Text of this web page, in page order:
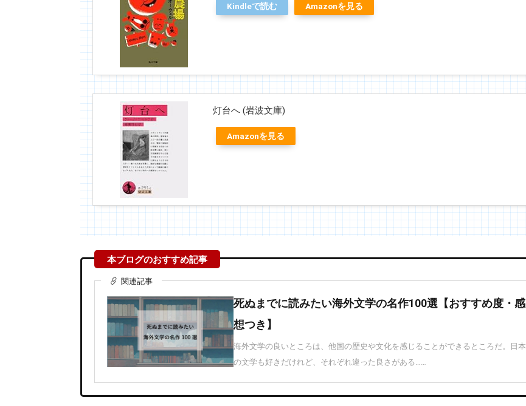
Kindleで読む Amazonを見る
灯台へ (岩波文庫)
Amazonを見る
関連記事
死ぬまでに読みたい海外文学の名作100選【おすすめ度・感
想つき】
海外文学の良いところは、他国の歴史や文化を感じることができるところだ。日本
の文学も好きだけれど、それぞれ違った良さがある……